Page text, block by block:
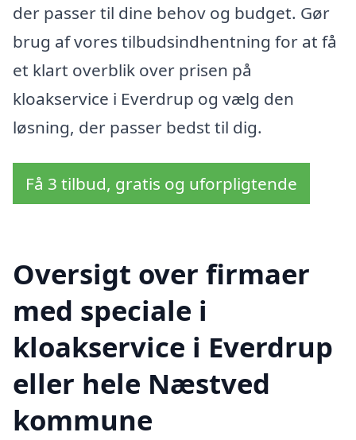
der passer til dine behov og budget. Gør
brug af vores tilbudsindhentning for at få
et klart overblik over prisen på
kloakservice i Everdrup og vælg den
løsning, der passer bedst til dig.
Få 3 tilbud, gratis og uforpligtende
Oversigt over firmaer
med speciale i
kloakservice i Everdrup
eller hele Næstved
kommune